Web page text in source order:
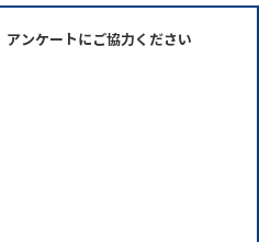
ンケートにご協力ください